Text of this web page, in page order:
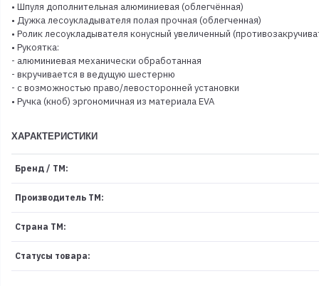
• Шпуля дополнительная алюминиевая (облегчённая)
• Дужка лесоукладывателя полая прочная (облегченная)
• Ролик лесоукладывателя конусный увеличенный
• Рукоятка:
- алюминиевая механически обработанная
- вкручивается в ведущую шестерню
- с возможностью право/левосторонней установки
• Ручка (кноб) эргономичная из материала EVA
ХАРАКТЕРИСТИКИ
Бренд / ТМ:
Производитель ТМ:
Страна ТМ:
Статусы товара: